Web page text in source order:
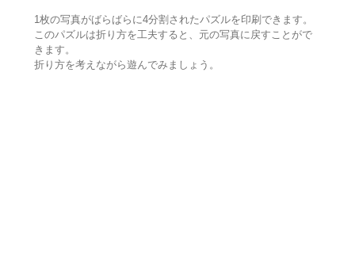
1枚の写真がばらばらに4分割されたパズルを印刷できます。
このパズルは折り方を工夫すると、元の写真に戻すことがで
きます。
折り方を考えながら遊んでみましょう。